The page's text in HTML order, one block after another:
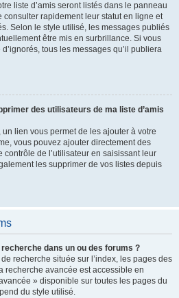
liste d’amis seront listés dans le panneau
consulter rapidement leur statut en ligne et
Selon le style utilisé, les messages publiés
être mis en surbrillance. Si vous
tous les messages qu’il publiera
des utilisateurs de ma liste d’amis
lien vous permet de les ajouter à votre
vous pouvez ajouter directement des
de l’utilisateur en saisissant leur
les supprimer de vos listes depuis
dans un ou des forums ?
recherche située sur l’index, les pages des
recherche avancée est accessible en
» disponible sur toutes les pages du
du style utilisé.